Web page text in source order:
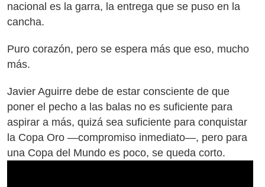
nacional es la garra, la entrega que se puso en la
cancha.
Puro corazón, pero se espera más que eso, mucho
más.
Javier Aguirre debe de estar consciente de que
poner el pecho a las balas no es suficiente para
aspirar a más, quizá sea suficiente para conquistar
la Copa Oro —compromiso inmediato—, pero para
una Copa del Mundo es poco, se queda corto.